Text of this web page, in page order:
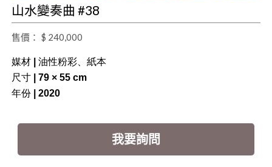
山水變奏曲 #38
售價： $ 240,000
媒材 | 油性粉彩、紙本
尺寸 | 79 × 55 cm
年份 | 2020
我要詢問